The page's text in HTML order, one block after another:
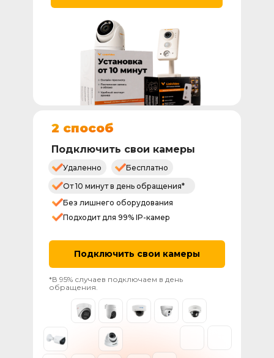
Подключить свои камеры
Подключить свои камеры
*В 95% случаев подключаем в день
обращения.
Подходит для 99% IP-камер
Без лишнего оборудования
От 10 минут в день обращения*
Бесплатно
Удаленно
2 способ